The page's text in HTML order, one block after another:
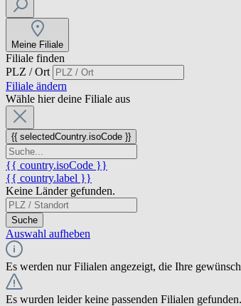
Meine Filiale
Filiale finden
PLZ / Ort
Filiale ändern
Wähle hier deine Filiale aus
{{ selectedCountry.isoCode }}
{{ country.isoCode }}
{{ country.label }}
Keine Länder gefunden.
Suche
Auswahl aufheben
Es werden nur Filialen angezeigt, die Ihre
Es wurden leider keine passenden Filialen gefunden.